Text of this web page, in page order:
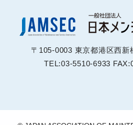
〒105-0003 東京都港区西新
TEL:03-5510-6933